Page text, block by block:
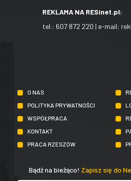
REKLAMA NA RESinet.pl:
tel.: 607 872 220 | e-mail:
O NAS
POLITYKA PRYWATNOŚCI
WSPÓŁPRACA
KONTAKT
PRACA RZESZÓW
Bądź na bieżąco! Zapisz się do